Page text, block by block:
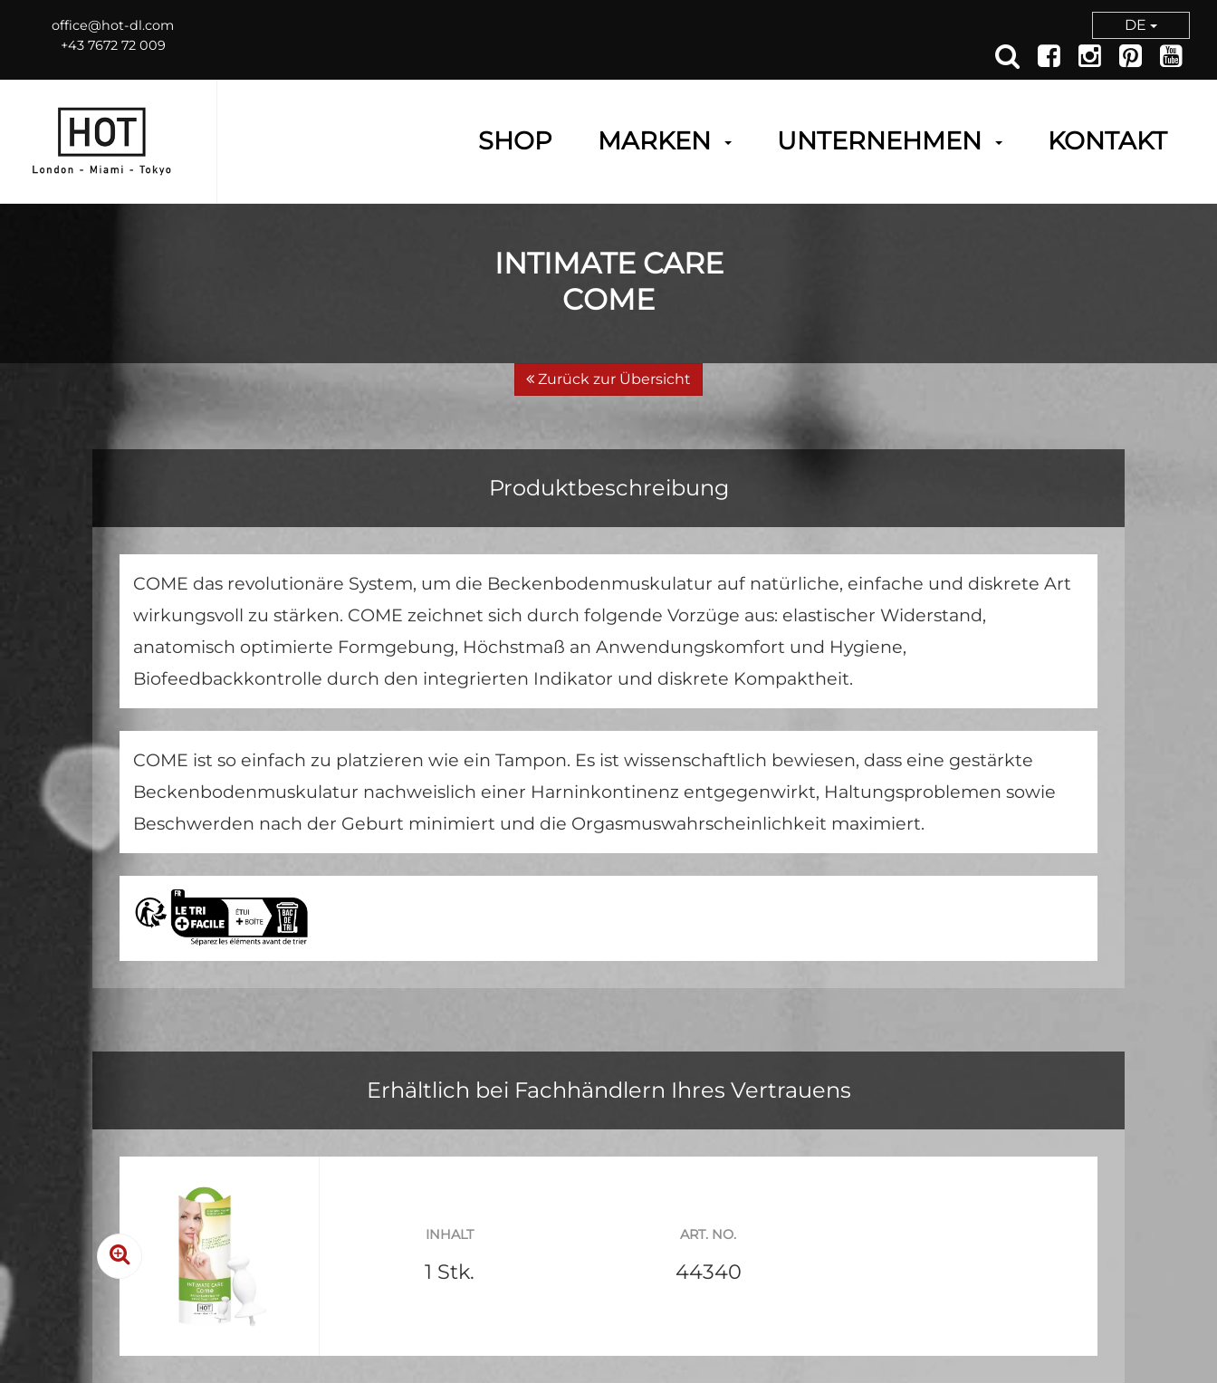
office@hot-dl.com
+43 7672 72 009
DE
SHOP MARKEN UNTERNEHMEN KONTAKT
INTIMATE CARE
COME
Zurück zur Übersicht
Produktbeschreibung
COME das revolutionäre System, um die Beckenbodenmuskulatur auf natürliche, einfache und diskrete Art
wirkungsvoll zu stärken. COME zeichnet sich durch folgende Vorzüge aus: elastischer Widerstand,
anatomisch optimierte Formgebung, Höchstmaß an Anwendungskomfort und Hygiene,
Biofeedbackkontrolle durch den integrierten Indikator und diskrete Kompaktheit.
COME ist so einfach zu platzieren wie ein Tampon. Es ist wissenschaftlich bewiesen, dass eine gestärkte
Beckenbodenmuskulatur nachweislich einer Harninkontinenz entgegenwirkt, Haltungsproblemen sowie
Beschwerden nach der Geburt minimiert und die Orgasmuswahrscheinlichkeit maximiert.
Erhältlich bei Fachhändlern Ihres Vertrauens
INHALT
1 Stk.
ART. NO.
44340